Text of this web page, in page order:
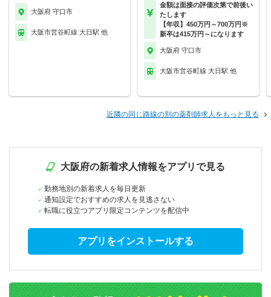
大阪府 守口市
大阪市営谷町線 大日駅 他
金額は面接の評価次第で前後い
たします
【年収】450万円～700万円※
新卒は415万円～になります
大阪府 守口市
大阪市営谷町線 大日駅 他
近隣の同じ路線の別の薬剤師求人をもっと見る
大阪府の新着求人情報をアプリで見る
勤務地別の新着求人を毎日更新
通知設定でおすすめの求人を見逃さない
転職に役立つアプリ限定コンテンツを配信中
アプリをインストールする